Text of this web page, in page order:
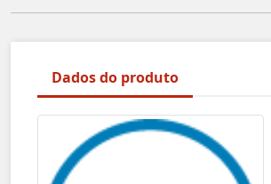
Dados do produto